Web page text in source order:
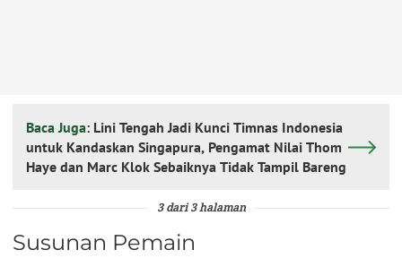
Baca Juga: Lini Tengah Jadi Kunci Timnas Indonesia
untuk Kandaskan Singapura, Pengamat Nilai Thom
Haye dan Marc Klok Sebaiknya Tidak Tampil Bareng
3 dari 3 halaman
Susunan Pemain